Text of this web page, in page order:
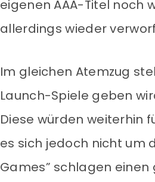
eigenen AAA-Titel noch
allerdings wieder
Im gleichen Atemzug
Launch-Spiele geben
Diese würden weiterhin
es sich jedoch nicht um
Games” schlagen einen